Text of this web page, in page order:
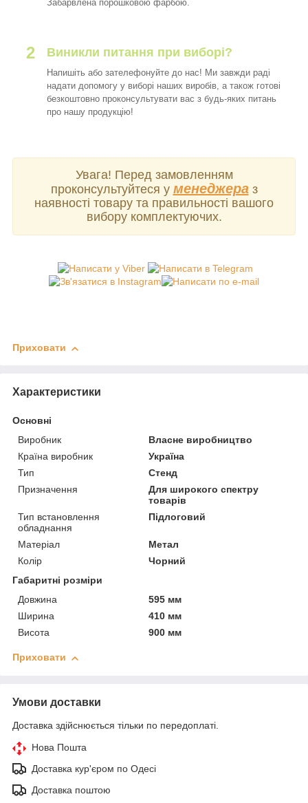
Забарвлена порошковою фарбою.
2 Виникли питання при виборі?
Напишіть або зателефонуйте до нас! Ми завжди раді
надати допомогу у виборі наших виробів, а також готові
безкоштовно проконсультувати вас з будь-яких питань
про нашу продукцію!
Увага! Перед замовленням
проконсультуйтеся у менеджераз
наявності товару та правильності вашого
вибору комплектуючих.
Приховати
Характеристики
Основні
Виробник
Власне виробництво
Країна виробник
Україна
Тип
Стенд
Призначення
Для широкого спектру
товарів
Тип встановлення
обладнання
Підлоговий
Матеріал
Метал
Колір
Чорний
Габаритні розміри
Довжина
595 мм
Ширина
410 мм
Висота
900 мм
Приховати
Умови доставки
Доставка здійснюється тільки по передоплаті.
Нова Пошта
Доставка кур'єром по Одесі
Доставка поштою